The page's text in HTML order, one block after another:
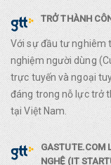
TRỞ THÀNH
Với sự đầu tư nghiêm
nghiệm người dùng
trực tuyến và ngoại
đáng trong nỗ lực trở
tại Việt Nam.
GASTUTE.COM
NGHỆ (IT